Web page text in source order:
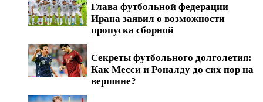
Глава футбольной федерации
Ирана заявил о возможности
пропуска сборной
Секреты футбольного долголетия:
Как Месси и Роналду до сих пор на
вершине?